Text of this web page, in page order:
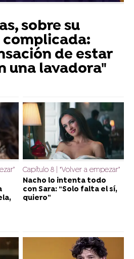
sobre su
complicada:
de estar
una lavadora"
Capítulo 8 | ‘Volver a empezar’
Nacho lo intenta todo
con Sara: “Solo falta el sí,
quiero”